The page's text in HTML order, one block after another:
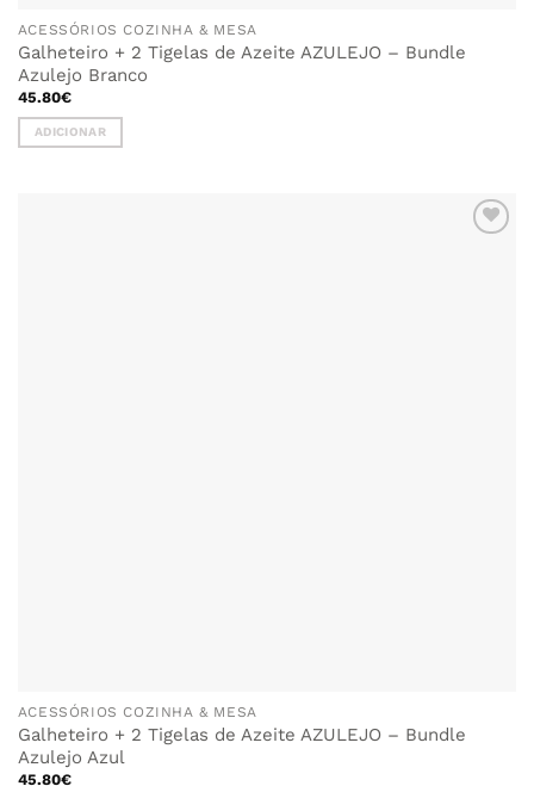
ACESSÓRIOS COZINHA & MESA
Galheteiro + 2 Tigelas de Azeite AZULEJO – Bundle
Azulejo Branco
45.80€
ADICIONAR
ACESSÓRIOS COZINHA & MESA
Galheteiro + 2 Tigelas de Azeite AZULEJO – Bundle
Azulejo Azul
45.80€